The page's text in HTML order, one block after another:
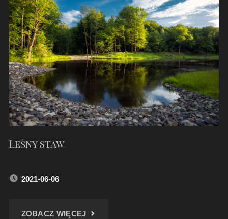
ODRY"
Leśny staw
2021-06-06
ZOBACZ WIĘCEJ"LEŚNY